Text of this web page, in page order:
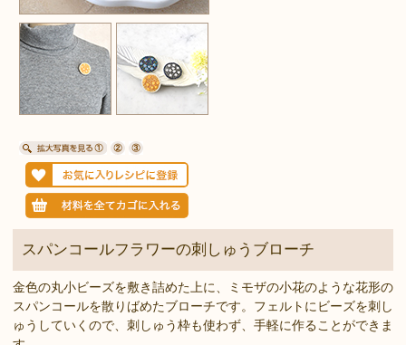
スパンコールフラワーの刺しゅうブローチ
金色の丸小ビーズを敷き詰めた上に、ミモザの小花のような花形の
スパンコールを散りばめたブローチです。フェルトにビーズを刺し
ゅうしていくので、刺しゅう枠も使わず、手軽に作ることができま